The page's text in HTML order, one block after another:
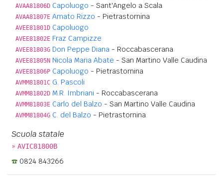
AVAA81806D Capoluogo - Sant'Angelo a Scala
AVAA81807E Amato Rizzo - Pietrastornina
AVEE81801D Capoluogo
AVEE81802E Fraz Campizze
AVEE81803G Don Peppe Diana - Roccabascerana
AVEE81805N Nicola Maria Abate - San Martino Valle Caudina
AVEE81806P Capoluogo - Pietrastornina
AVMM81801C G. Pascoli
AVMM81802D M.R. Imbriani - Roccabascerana
AVMM81803E Carlo del Balzo - San Martino Valle Caudina
AVMM81804G C. del Balzo - Pietrastornina
Scuola statale
» AVIC81800B
0824 843266